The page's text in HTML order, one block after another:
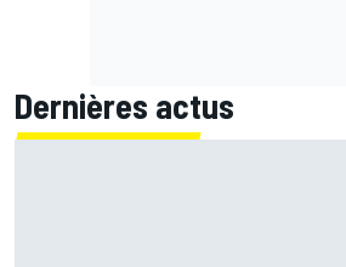
Dernières actus